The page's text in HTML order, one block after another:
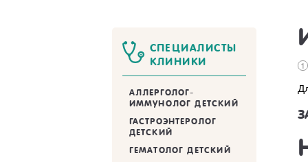
СПЕЦИАЛИСТЫ
КЛИНИКИ
АЛЛЕРГОЛОГ-
ИММУНОЛОГ ДЕТСКИЙ
ГАСТРОЭНТЕРОЛОГ
ДЕТСКИЙ
ГЕМАТОЛОГ ДЕТСКИЙ
1